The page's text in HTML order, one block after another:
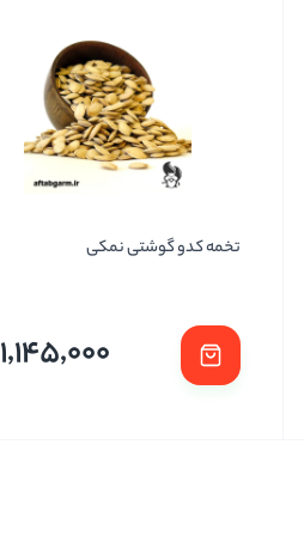
تخمه کدو گوشتی نمکی
1,145,000